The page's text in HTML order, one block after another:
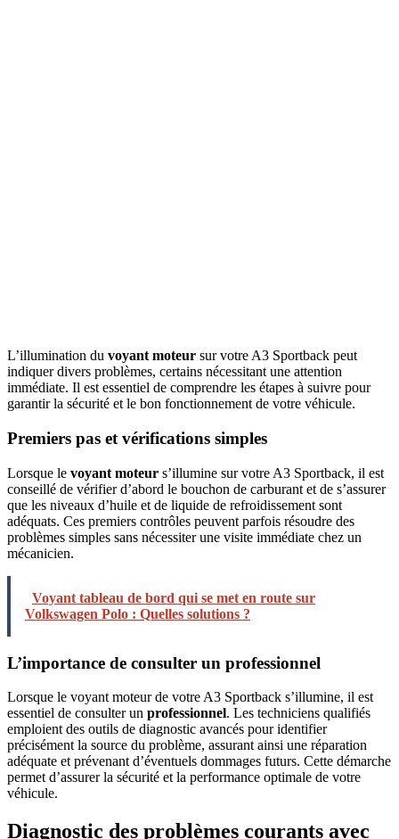
L’illumination du voyant moteur sur votre A3 Sportback peut
indiquer divers problèmes, certains nécessitant une attention
immédiate. Il est essentiel de comprendre les étapes à suivre pour
garantir la sécurité et le bon fonctionnement de votre véhicule.
Premiers pas et vérifications simples
Lorsque le voyant moteur s’illumine sur votre A3 Sportback, il est
conseillé de vérifier d’abord le bouchon de carburant et de s’assurer
que les niveaux d’huile et de liquide de refroidissement sont
adéquats. Ces premiers contrôles peuvent parfois résoudre des
problèmes simples sans nécessiter une visite immédiate chez un
mécanicien.
Voyant tableau de bord qui se met en route sur
Volkswagen Polo : Quelles solutions ?
L’importance de consulter un professionnel
Lorsque le voyant moteur de votre A3 Sportback s’illumine, il est
essentiel de consulter un professionnel. Les techniciens qualifiés
emploient des outils de diagnostic avancés pour identifier
précisément la source du problème, assurant ainsi une réparation
adéquate et prévenant d’éventuels dommages futurs. Cette démarche
permet d’assurer la sécurité et la performance optimale de votre
véhicule.
Diagnostic des problèmes courants avec